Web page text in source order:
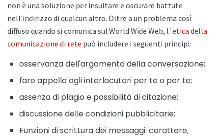
non è una soluzione per insultare e oscurare battute
nell'indirizzo di qualcun altro. Oltre a un problema così
diffuso quando si comunica sul World Wide Web, l' etica della
comunicazione di rete può includere i seguenti principi:
osservanza dell'argomento della conversazione;
fare appello agli interlocutori per te o per te;
assenza di plagio e possibilità di citazione;
discussione delle condizioni pubblicitarie;
Funzioni di scrittura dei messaggi: carattere,